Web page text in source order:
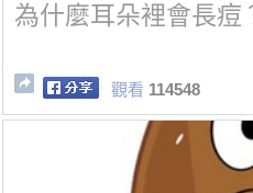
為什麼耳朵裡會長痘
觀看 114548